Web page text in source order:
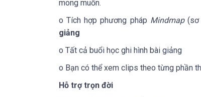
mong muốn.
o Tích hợp phương pháp Mindmap (sơ
giảng
o Tất cả buổi học ghi hình bài giảng
o Bạn có thể xem clips theo từng phần
Hỗ trợ trọn đời